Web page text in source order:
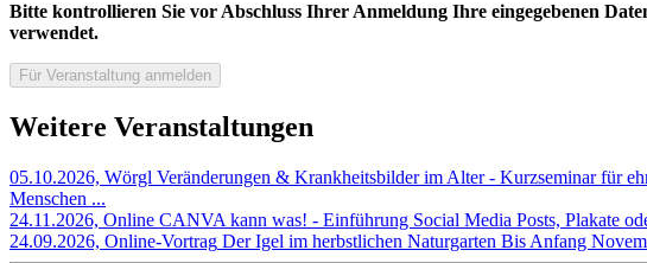
Bitte kontrollieren Sie vor Abschluss Ihrer Anmeldung Ihre eingegebenen
verwendet.
Weitere Veranstaltungen
05.10.2026, Wörgl Veränderungen & Krankheitsbilder im Alter - Kurzseminar für
Menschen ...
24.11.2026, Online CANVA kann was! - Einführung Social Media Posts, Plakate
24.09.2026, Online-Vortrag Der Igel im herbstlichen Naturgarten Bis Anfang